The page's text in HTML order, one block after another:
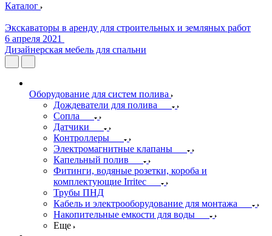
Каталог
Экскаваторы в аренду для строительных и земляных работ
6 апреля 2021
Дизайнерская мебель для спальни
Оборудование для систем полива
Дождеватели для полива
Сопла
Датчики
Контроллеры
Электромагнитные клапаны
Капельный полив
Фитинги, водяные розетки, короба и
комплектующие Irritec
Трубы ПНД
Кабель и электрооборудование для монтажа
Накопительные емкости для воды
Еще